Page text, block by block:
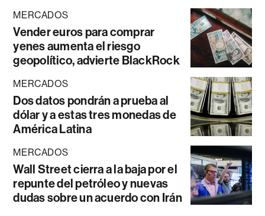
MERCADOS
Vender euros para comprar
yenes aumenta el riesgo
geopolítico, advierte BlackRock
MERCADOS
Dos datos pondrán a prueba al
dólar y a estas tres monedas de
América Latina
MERCADOS
Wall Street cierra a la baja por el
repunte del petróleo y nuevas
dudas sobre un acuerdo con Irán